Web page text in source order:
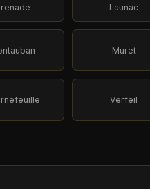
Launac
Muret
Verfeil